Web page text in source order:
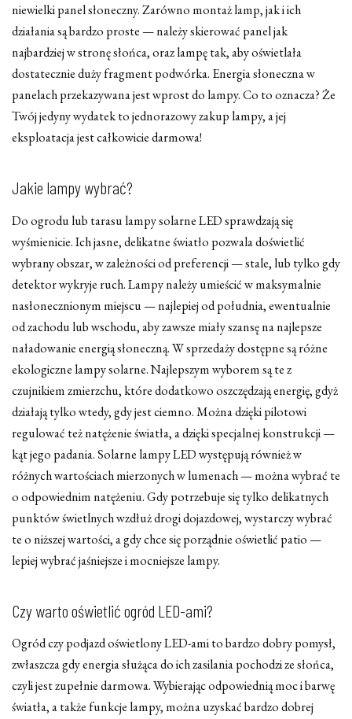
niewielki panel słoneczny. Zarówno montaż lamp, jak i ich
działania są bardzo proste — należy skierować panel jak
najbardziej w stronę słońca, oraz lampę tak, aby oświetlała
dostatecznie duży fragment podwórka. Energia słoneczna w
panelach przekazywana jest wprost do lampy. Co to oznacza? Że
Twój jedyny wydatek to jednorazowy zakup lampy, a jej
eksploatacja jest całkowicie darmowa!
Jakie lampy wybrać?
Do ogrodu lub tarasu lampy solarne LED sprawdzają się
wyśmienicie. Ich jasne, delikatne światło pozwala doświetlić
wybrany obszar, w zależności od preferencji — stale, lub tylko gdy
detektor wykryje ruch. Lampy należy umieścić w maksymalnie
nasłonecznionym miejscu — najlepiej od południa, ewentualnie
od zachodu lub wschodu, aby zawsze miały szansę na najlepsze
naładowanie energią słoneczną. W sprzedaży dostępne są różne
ekologiczne lampy solarne. Najlepszym wyborem są te z
czujnikiem zmierzchu, które dodatkowo oszczędzają energię, gdyż
działają tylko wtedy, gdy jest ciemno. Można dzięki pilotowi
regulować też natężenie światła, a dzięki specjalnej konstrukcji —
kąt jego padania. Solarne lampy LED występują również w
różnych wartościach mierzonych w lumenach — można wybrać te
o odpowiednim natężeniu. Gdy potrzebuje się tylko delikatnych
punktów świetlnych wzdłuż drogi dojazdowej, wystarczy wybrać
te o niższej wartości, a gdy chce się porządnie oświetlić patio —
lepiej wybrać jaśniejsze i mocniejsze lampy.
Czy warto oświetlić ogród LED-ami?
Ogród czy podjazd oświetlony LED-ami to bardzo dobry pomysł,
zwłaszcza gdy energia służąca do ich zasilania pochodzi ze słońca,
czyli jest zupełnie darmowa. Wybierając odpowiednią moc i barwę
światła, a także funkcje lampy, można uzyskać bardzo dobrej